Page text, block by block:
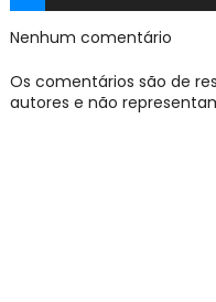
Nenhum comentário
Os comentários são de
autores e não